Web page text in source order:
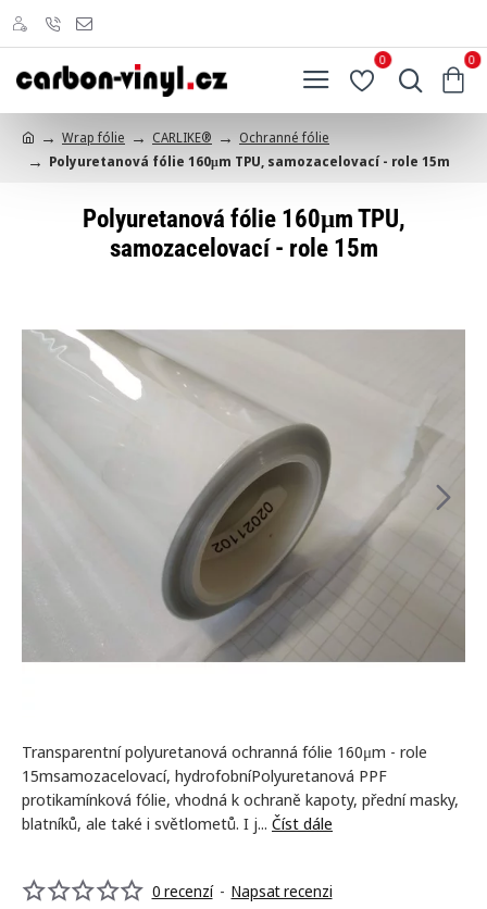
0 0
Wrap fólie CARLIKE®
Ochranné fólie
Polyuretanová fólie 160μm TPU, samozacelovací - role 15m
Polyuretanová fólie 160μm TPU,
samozacelovací - role 15m
Transparentní polyuretanová ochranná fólie 160μm - role
15msamozacelovací, hydrofobníPolyuretanová PPF
protikamínková fólie, vhodná k ochraně kapoty, přední masky,
blatníků, ale také i světlometů. I j... Číst dále
0 recenzí - Napsat recenzi